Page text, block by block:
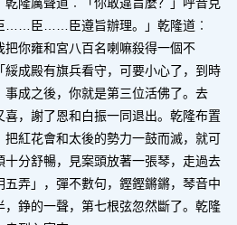
……臣……臣遵旨辦理。」乾隆道︰
把你雍和宮八百名喇嘛殺得一個不
成殿有旗兵看守，可要小心了，到時
成之後，你就是第三位活佛了。去
，謝了恩和白振一同退出。乾隆布置
紅花會和太後的勢力一鼓而滅，就可
分舒暢，見案頭放著一張琴，走過去
弄」，彈不數句，鏗鏗鏘鏘，琴音中
錚的一聲，第七根弦忽然斷了。乾隆